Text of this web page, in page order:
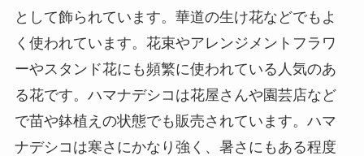
として飾られています。華道の生け花などでもよ
く使われています。花束やアレンジメントフラワ
ーやスタンド花にも頻繁に使われている人気のあ
る花です。ハマナデシコは花屋さんや園芸店など
で苗や鉢植えの状態でも販売されています。ハマ
ナデシコは寒さにかなり強く、暑さにもある程度